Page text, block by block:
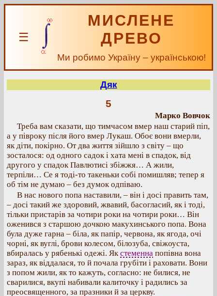
☰
МИСЛЕНЕ
ДРЕВО
Ми робимо Україну – українською!
Дяк
5
Марко Вовчок
Треба вам сказати, що тимчасом вмер наш старий піп,
а у півроку після його вмер Лукаш. Обоє вони вмерли,
як діти, покірно. От два життя зійшло з світу – що
зосталося: од одного садок і хата мені в спадок, від
другого у спадок Павлютисі збіжжя… А жили,
терпіли… Се я тоді-то такеньки собі помишляв; тепер я
об тім не думаю – без думок одпіваю.
В нас нового попа наставили, – він і досі править там,
– досі такий же здоровий, жвавий, басогласий, як і тоді,
тільки пристарів за чотири роки на чотири роки… Він
оженився з старшою дочкою макухинського попа. Вона
була дуже гарна – біла, як папір, червона, як ягода, очі
чорні, як вуглі, брови колесом, білозуба, свіжоуста,
вбиралась у рябенькі одежі. Якстеменна попівна вона
зараз, як віддалася, то й почала грубіти і раховати. Вони
з попом жили, як то кажуть, согласно: не билися, не
сварилися, вкупі набивали калиточку і радились за
преосвященного, за празники й за церкву.